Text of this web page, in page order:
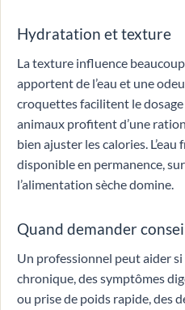
Hydratation et texture
La texture influence
apportent de l’eau et une
croquettes facilitent le
animaux profitent d’une
bien ajuster les calories.
disponible en permanence,
l’alimentation sèche domine.
Quand demander
Un professionnel peut aider si
chronique, des symptômes
ou prise de poids rapide, des